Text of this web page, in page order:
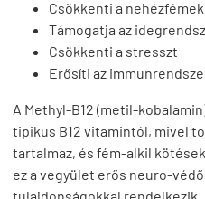
Csökkenti a
Támogatja az
Csökkenti a stresszt
Erősíti az
A Methyl-B12 (metil-
tipikus B12 vitamintól, mivel
tartalmaz, és fém-alkil
ez a vegyület erős neuro-